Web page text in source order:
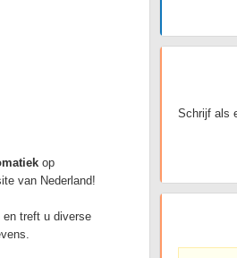
op
van Nederland!
treft u diverse
Schrijf als